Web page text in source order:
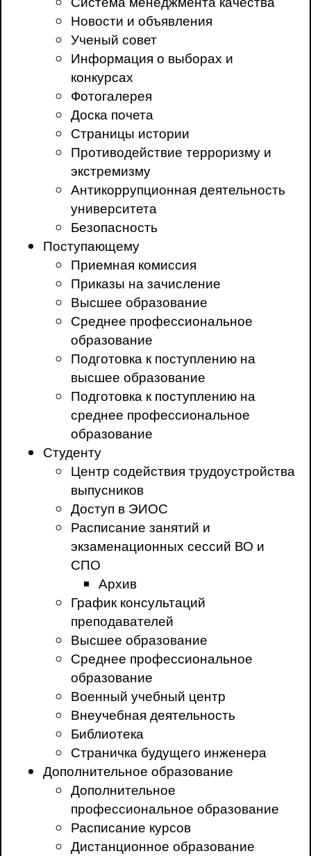
Новости и объявления
Ученый совет
Информация о выборах и
конкурсах
Фотогалерея
Доска почета
Страницы истории
Противодействие терроризму и
экстремизму
Антикоррупционная деятельность
университета
Безопасность
Поступающему
Приемная комиссия
Приказы на зачисление
Высшее образование
Среднее профессиональное
образование
Подготовка к поступлению на
высшее образование
Подготовка к поступлению на
среднее профессиональное
образование
Студенту
Центр содействия трудоустройства
выпусников
Доступ в ЭИОС
Расписание занятий и
экзаменационных сессий ВО и
СПО
Архив
График консультаций
преподавателей
Высшее образование
Среднее профессиональное
образование
Военный учебный центр
Внеучебная деятельность
Библиотека
Страничка будущего инженера
Дополнительное образование
Дополнительное
профессиональное образование
Расписание курсов
Дистанционное образование